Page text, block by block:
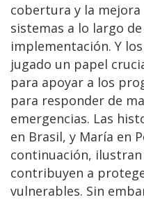
cobertura y la mejora
sistemas a lo largo
implementación. Y
jugado un papel
para apoyar a los
para responder de
emergencias. Las
en Brasil, y María en
continuación,
contribuyen a
vulnerables. Sin